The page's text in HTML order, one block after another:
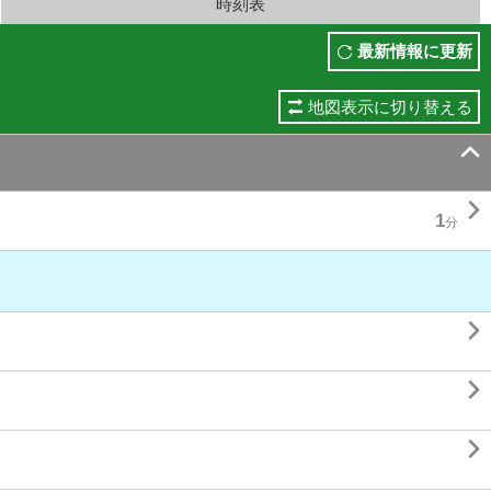
時刻表
最新情報に更新
地図表示に切り替える

1分 


